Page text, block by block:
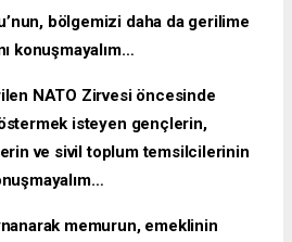
bölgemizi daha da gerilime
konuşmayalım…
NATO Zirvesi öncesinde
isteyen gençlerin,
ve sivil toplum temsilcilerinin
memurun, emeklinin